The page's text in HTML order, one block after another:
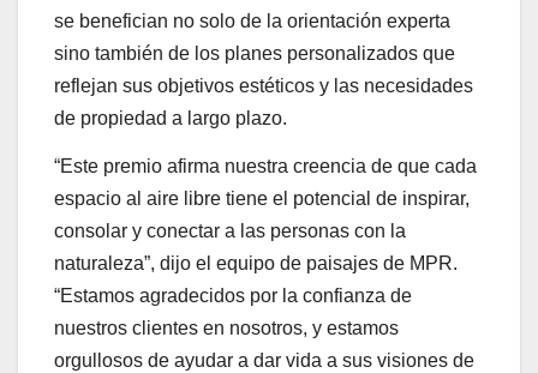
se benefician no solo de la orientación experta
sino también de los planes personalizados que
reflejan sus objetivos estéticos y las necesidades
de propiedad a largo plazo.
“Este premio afirma nuestra creencia de que cada
espacio al aire libre tiene el potencial de inspirar,
consolar y conectar a las personas con la
naturaleza”, dijo el equipo de paisajes de MPR.
“Estamos agradecidos por la confianza de
nuestros clientes en nosotros, y estamos
orgullosos de ayudar a dar vida a sus visiones de